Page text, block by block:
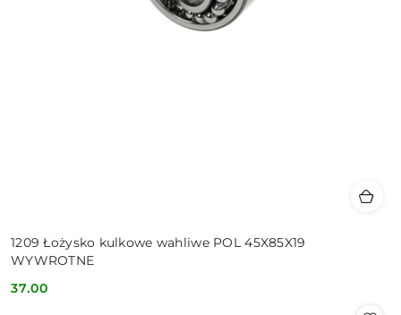
1209 Łożysko kulkowe wahliwe POL 45X85X19
WYWROTNE
Cena:
37.00